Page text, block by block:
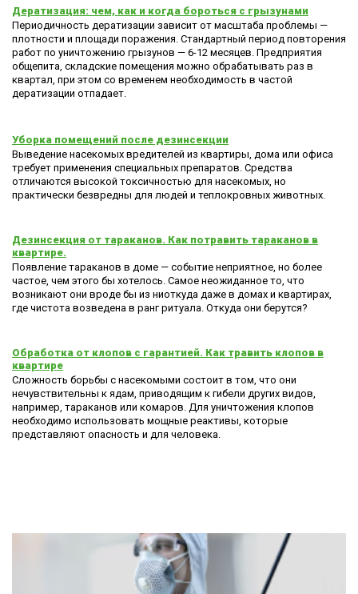
Дератизация: чем, как и когда бороться с грызунами
Периодичность дератизации зависит от масштаба проблемы —
плотности и площади поражения. Стандартный период повторения
работ по уничтожению грызунов — 6-12 месяцев. Предприятия
общепита, складские помещения можно обрабатывать раз в
квартал, при этом со временем необходимость в частой
дератизации отпадает.
Уборка помещений после дезинсекции
Выведение насекомых вредителей из квартиры, дома или офиса
требует применения специальных препаратов. Средства
отличаются высокой токсичностью для насекомых, но
практически безвредны для людей и теплокровных животных.
Дезинсекция от тараканов. Как потравить тараканов в
квартире.
Появление тараканов в доме — событие неприятное, но более
частое, чем этого бы хотелось. Самое неожиданное то, что
возникают они вроде бы из ниоткуда даже в домах и квартирах,
где чистота возведена в ранг ритуала. Откуда они берутся?
Обработка от клопов с гарантией. Как травить клопов в
квартире
Сложность борьбы с насекомыми состоит в том, что они
нечувствительны к ядам, приводящим к гибели других видов,
например, тараканов или комаров. Для уничтожения клопов
необходимо использовать мощные реактивы, которые
представляют опасность и для человека.